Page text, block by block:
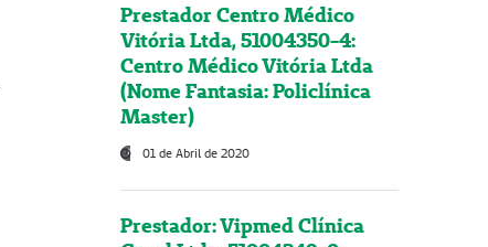
Prestador Centro Médico
Vitória Ltda, 51004350-4:
Centro Médico Vitória Ltda
(Nome Fantasia: Policlínica
Master)
01 de Abril de 2020
Prestador: Vipmed Clínica